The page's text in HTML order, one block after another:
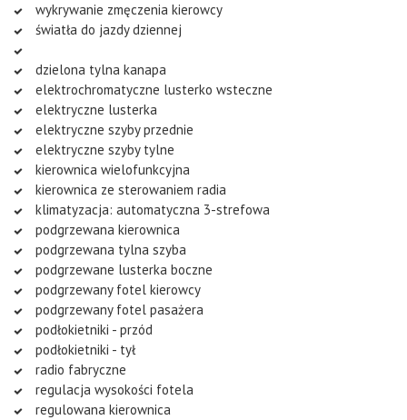
wykrywanie zmęczenia kierowcy
światła do jazdy dziennej
dzielona tylna kanapa
elektrochromatyczne lusterko wsteczne
elektryczne lusterka
elektryczne szyby przednie
elektryczne szyby tylne
kierownica wielofunkcyjna
kierownica ze sterowaniem radia
klimatyzacja: automatyczna 3-strefowa
podgrzewana kierownica
podgrzewana tylna szyba
podgrzewane lusterka boczne
podgrzewany fotel kierowcy
podgrzewany fotel pasażera
podłokietniki - przód
podłokietniki - tył
radio fabryczne
regulacja wysokości fotela
regulowana kierownica